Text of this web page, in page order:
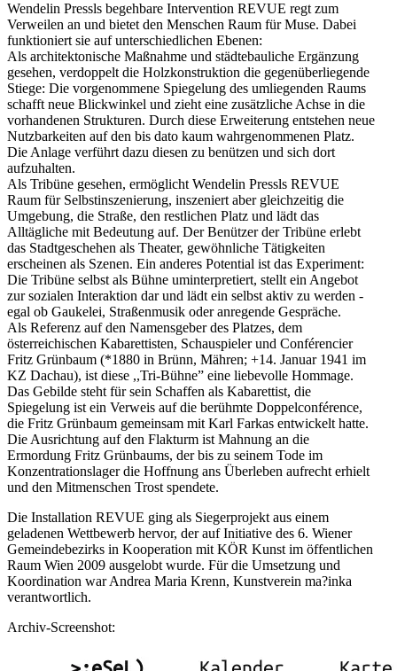
Wendelin Pressls begehbare Intervention REVUE regt zum
Verweilen an und bietet den Menschen Raum für Muse. Dabei
funktioniert sie auf unterschiedlichen Ebenen:
Als architektonische Maßnahme und städtebauliche Ergänzung
gesehen, verdoppelt die Holzkonstruktion die gegenüberliegende
Stiege: Die vorgenommene Spiegelung des umliegenden Raums
schafft neue Blickwinkel und zieht eine zusätzliche Achse in die
vorhandenen Strukturen. Durch diese Erweiterung entstehen neue
Nutzbarkeiten auf den bis dato kaum wahrgenommenen Platz.
Die Anlage verführt dazu diesen zu benützen und sich dort
aufzuhalten.
Als Tribüne gesehen, ermöglicht Wendelin Pressls REVUE
Raum für Selbstinszenierung, inszeniert aber gleichzeitig die
Umgebung, die Straße, den restlichen Platz und lädt das
Alltägliche mit Bedeutung auf. Der Benützer der Tribüne erlebt
das Stadtgeschehen als Theater, gewöhnliche Tätigkeiten
erscheinen als Szenen. Ein anderes Potential ist das Experiment:
Die Tribüne selbst als Bühne uminterpretiert, stellt ein Angebot
zur sozialen Interaktion dar und lädt ein selbst aktiv zu werden -
egal ob Gaukelei, Straßenmusik oder anregende Gespräche.
Als Referenz auf den Namensgeber des Platzes, dem
österreichischen Kabarettisten, Schauspieler und Conférencier
Fritz Grünbaum (*1880 in Brünn, Mähren; +14. Januar 1941 im
KZ Dachau), ist diese ,,Tri-Bühne” eine liebevolle Hommage.
Das Gebilde steht für sein Schaffen als Kabarettist, die
Spiegelung ist ein Verweis auf die berühmte Doppelconférence,
die Fritz Grünbaum gemeinsam mit Karl Farkas entwickelt hatte.
Die Ausrichtung auf den Flakturm ist Mahnung an die
Ermordung Fritz Grünbaums, der bis zu seinem Tode im
Konzentrationslager die Hoffnung ans Überleben aufrecht erhielt
und den Mitmenschen Trost spendete.
Die Installation REVUE ging als Siegerprojekt aus einem
geladenen Wettbewerb hervor, der auf Initiative des 6. Wiener
Gemeindebezirks in Kooperation mit KÖR Kunst im öffentlichen
Raum Wien 2009 ausgelobt wurde. Für die Umsetzung und
Koordination war Andrea Maria Krenn, Kunstverein ma?inka
verantwortlich.
Archiv-Screenshot: